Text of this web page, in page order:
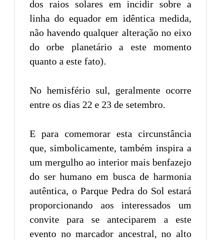
dos raios solares em incidir sobre a
linha do equador em idêntica medida,
não havendo qualquer alteração no eixo
do orbe planetário a este momento
quanto a este fato).
No hemisfério sul, geralmente ocorre
entre os dias 22 e 23 de setembro.
E para comemorar esta circunstância
que, simbolicamente, também inspira a
um mergulho ao interior mais benfazejo
do ser humano em busca de harmonia
autêntica, o Parque Pedra do Sol estará
proporcionando aos interessados um
convite para se anteciparem a este
evento no marcador ancestral, no alto